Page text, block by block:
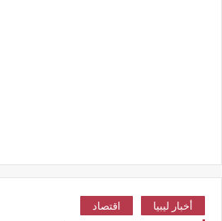
أخبار ليبيا اقتصاد